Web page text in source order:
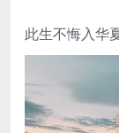
此生不悔入华夏